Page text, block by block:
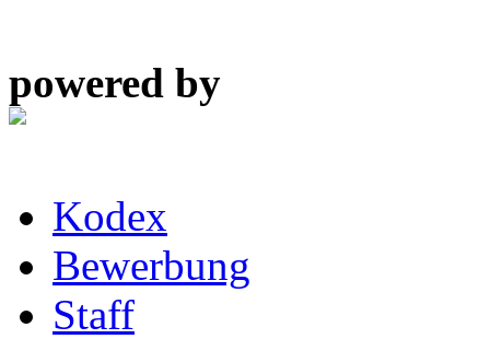
powered by
Kodex
Bewerbung
Staff